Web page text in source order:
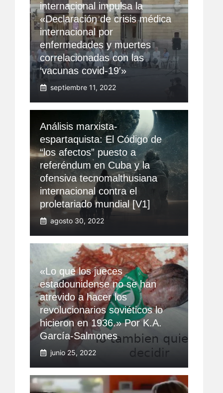
internacional impulsa la
«Declaración de crisis médica
internacional por
enfermedades y muertes
correlacionadas con las
‘vacunas covid-19′»
septiembre 11, 2022
Análisis marxista-
espartaquista: El Código de
“los afectos” puesto a
referéndum en Cuba y la
ofensiva tecnomalthusiana
internacional contra el
proletariado mundial [V1]
agosto 30, 2022
«Lo que los jueces
estadounidense no se han
atrevido a hacer los
revolucionarios soviéticos lo
hicieron en 1936.» Por K.A.
García-Salmones
junio 25, 2022